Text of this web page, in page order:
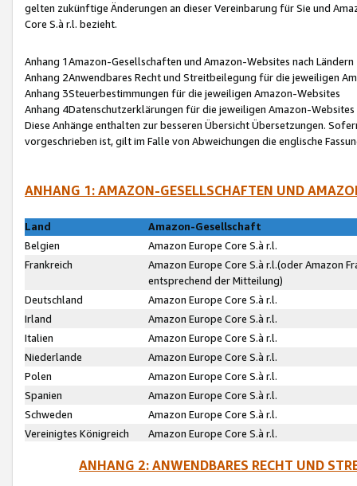
gelten zukünftige Änderungen an dieser Vereinbarung für Sie und
Core S.à r.l. bezieht.
Anhang 1Amazon-Gesellschaften und Amazon-Websites nach Ländern
Anhang 2Anwendbares Recht und Streitbeilegung für die jeweiligen
Anhang 3Steuerbestimmungen für die jeweiligen Amazon-Websites
Anhang 4Datenschutzerklärungen für die jeweiligen Amazon-Websites
Diese Anhänge enthalten zur besseren Übersicht Übersetzungen.
vorgeschrieben ist, gilt im Falle von Abweichungen die englische
ANHANG 1: AMAZON-GESELLSCHAFTEN UND
Land
Amazon-Gesellschaft
Belgien
Amazon Europe Core S.à r.l.
Frankreich
Amazon Europe Core S.à r.l.(oder Amazon
entsprechend der Mitteilung)
Deutschland
Amazon Europe Core S.à r.l.
Irland
Amazon Europe Core S.à r.l.
Italien
Amazon Europe Core S.à r.l.
Niederlande
Amazon Europe Core S.à r.l.
Polen
Amazon Europe Core S.à r.l.
Spanien
Amazon Europe Core S.à r.l.
Schweden
Amazon Europe Core S.à r.l.
Vereinigtes Königreich
Amazon Europe Core S.à r.l.
ANHANG 2: ANWENDBARES RECHT UND